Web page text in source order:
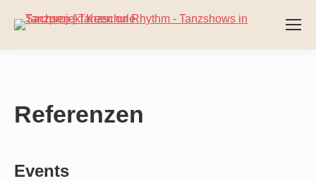
Referenzen
Events